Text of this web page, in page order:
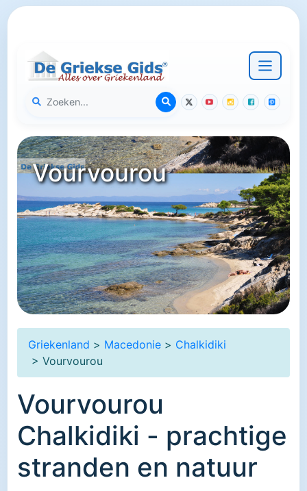
Vourvourou
Griekenland > Macedonie > Chalkidiki
> Vourvourou
Vourvourou
Chalkidiki - prachtige
stranden en natuur